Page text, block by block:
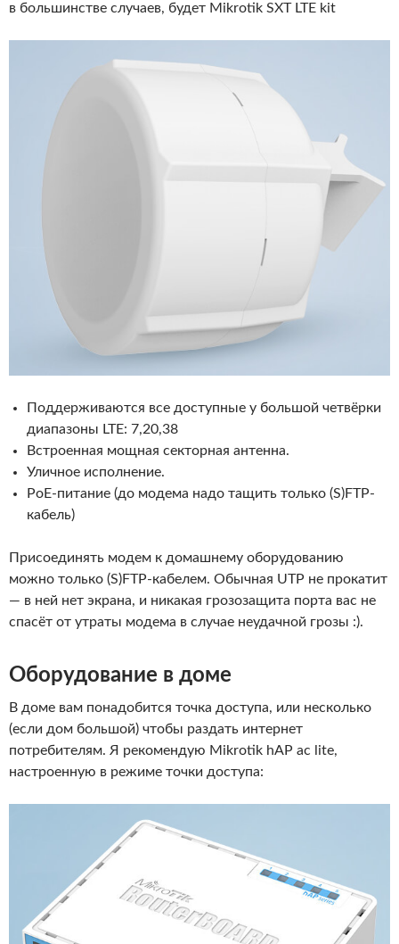
в большинстве случаев, будет Mikrotik SXT LTE kit
Поддерживаются все доступные у большой четвёрки
диапазоны LTE: 7,20,38
Встроенная мощная секторная антенна.
Уличное исполнение.
PoE-питание (до модема надо тащить только (S)FTP-
кабель)
Присоединять модем к домашнему оборудованию
можно только (S)FTP-кабелем. Обычная UTP не прокатит
— в ней нет экрана, и никакая грозозащита порта вас не
спасёт от утраты модема в случае неудачной грозы :).
Оборудование в доме
В доме вам понадобится точка доступа, или несколько
(если дом большой) чтобы раздать интернет
потребителям. Я рекомендую Mikrotik hAP ac lite,
настроенную в режиме точки доступа: